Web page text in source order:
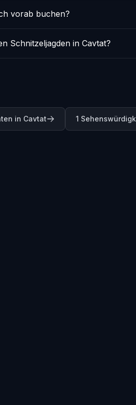
vorab buchen?
Schnitzeljagden in Cavtat?
in Cavtat 1